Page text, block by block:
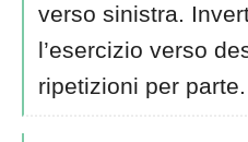
verso sinistra.
l’esercizio verso
ripetizioni per parte.